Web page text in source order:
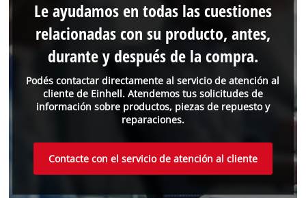
Podés contactar directamente al servicio de atención al
cliente de Einhell. Atendemos tus solicitudes de
información sobre productos, piezas de repuesto y
reparaciones.
Le ayudamos en todas las cuestiones
relacionadas con su producto, antes,
durante y después de la compra.
Contacte con el servicio de atención al cliente